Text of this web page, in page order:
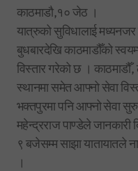
काठमाडौ,१० जेठ ।
यात्रुको सुविधालाई मध्यनजर
बुधबारदेखि काठमाडौँको
विस्तार गरेको छ ।
स्थानमा समेत आफ्नो सेवा
भक्तपुरमा पनि आफ्नो सेवा
महेन्द्रराज पाण्डेले जानकारी
९ बजेसम्म साझा यातायातले
।